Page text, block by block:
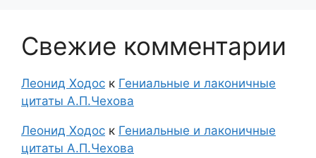
Свежие комментарии
Леонид Ходос к Гениальные и лаконичные
цитаты А.П.Чехова
Леонид Ходос к Гениальные и лаконичные
цитаты А.П.Чехова